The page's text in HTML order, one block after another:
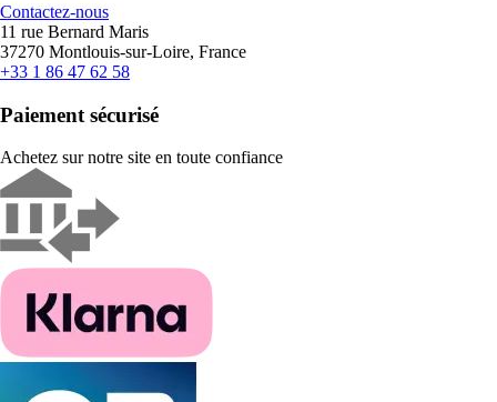
Contactez-nous
11 rue Bernard Maris
37270 Montlouis-sur-Loire, France
+33 1 86 47 62 58
Paiement sécurisé
Achetez sur notre site en toute confiance